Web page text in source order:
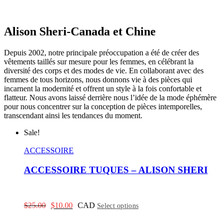
Alison Sheri-Canada et Chine
Depuis 2002, notre principale préoccupation a été de créer des
vêtements taillés sur mesure pour les femmes, en célébrant la
diversité des corps et des modes de vie. En collaborant avec des
femmes de tous horizons, nous donnons vie à des pièces qui
incarnent la modernité et offrent un style à la fois confortable et
flatteur. Nous avons laissé derrière nous l’idée de la mode éphémère
pour nous concentrer sur la conception de pièces intemporelles,
transcendant ainsi les tendances du moment.
Sale!
ACCESSOIRE
ACCESSOIRE TUQUES – ALISON SHERI
$25.00 Original
$10.00 Current
CAD Select options